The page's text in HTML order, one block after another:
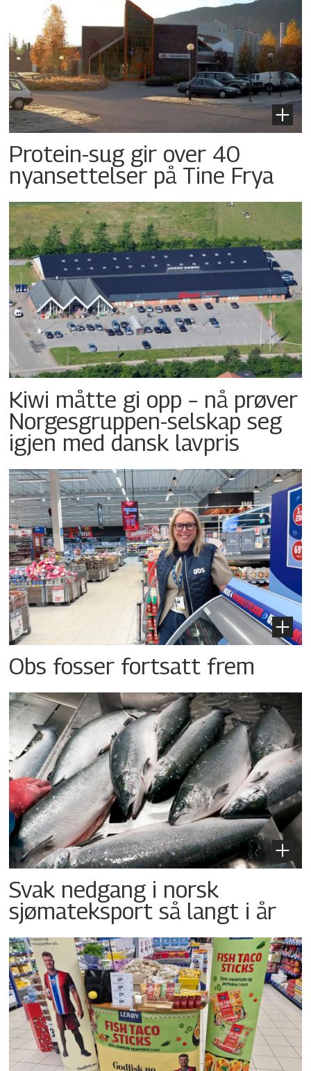
Protein-sug gir over 40
nyansettelser på Tine Frya
Kiwi måtte gi opp – nå prøver
Norgesgruppen-selskap seg
igjen med dansk lavpris
Obs fosser fortsatt frem
Svak nedgang i norsk
sjømateksport så langt i år